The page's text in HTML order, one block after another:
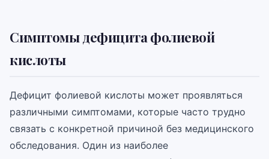
Симптомы дефицита фолиевой
кислоты
Дефицит фолиевой кислоты может проявляться
различными симптомами, которые часто трудно
связать с конкретной причиной без медицинского
обследования. Один из наиболее